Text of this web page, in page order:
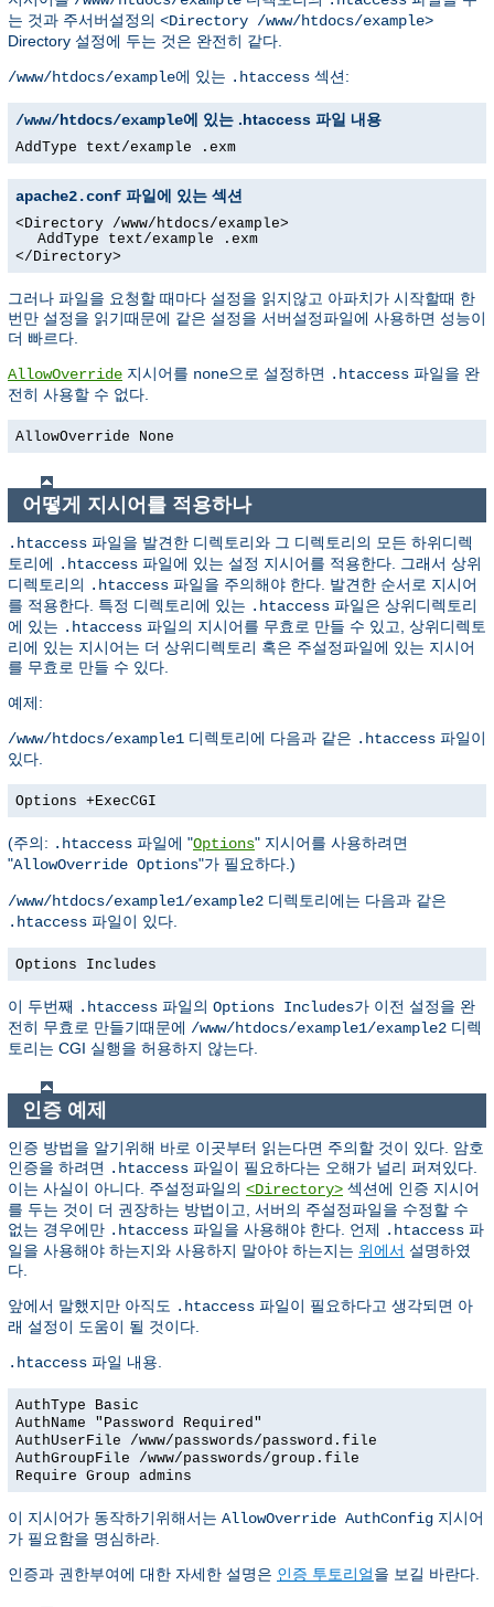
는 것과 주서버설정의 <Directory /www/htdocs/example>
Directory 설정에 두는 것은 완전히 같다.
/www/htdocs/example에 있는 .htaccess 섹션:
/www/htdocs/example에 있는 .htaccess 파일 내용
AddType text/example .exm
apache2.conf 파일에 있는 섹션
<Directory /www/htdocs/example>
AddType text/example .exm
</Directory>
그러나 파일을 요청할 때마다 설정을 읽지않고 아파치가 시작할때 한
번만 설정을 읽기때문에 같은 설정을 서버설정파일에 사용하면 성능이
더 빠르다.
AllowOverride 지시어를 none으로 설정하면 .htaccess 파일을 완
전히 사용할 수 없다.
AllowOverride None
어떻게 지시어를 적용하나
.htaccess 파일을 발견한 디렉토리와 그 디렉토리의 모든 하위디렉
토리에 .htaccess 파일에 있는 설정 지시어를 적용한다. 그래서 상위
디렉토리의 .htaccess 파일을 주의해야 한다. 발견한 순서로 지시어
를 적용한다. 특정 디렉토리에 있는 .htaccess 파일은 상위디렉토리
에 있는 .htaccess 파일의 지시어를 무효로 만들 수 있고, 상위디렉토
리에 있는 지시어는 더 상위디렉토리 혹은 주설정파일에 있는 지시어
를 무효로 만들 수 있다.
예제:
/www/htdocs/example1 디렉토리에 다음과 같은 .htaccess 파일이
있다.
Options +ExecCGI
(주의: .htaccess 파일에 "Options" 지시어를 사용하려면
"AllowOverride Options"가 필요하다.)
/www/htdocs/example1/example2 디렉토리에는 다음과 같은
.htaccess 파일이 있다.
Options Includes
이 두번째 .htaccess 파일의 Options Includes가 이전 설정을 완
전히 무효로 만들기때문에 /www/htdocs/example1/example2 디렉
토리는 CGI 실행을 허용하지 않는다.
인증 예제
인증 방법을 알기위해 바로 이곳부터 읽는다면 주의할 것이 있다. 암호
인증을 하려면 .htaccess 파일이 필요하다는 오해가 널리 퍼져있다.
이는 사실이 아니다. 주설정파일의 <Directory> 섹션에 인증 지시어
를 두는 것이 더 권장하는 방법이고, 서버의 주설정파일을 수정할 수
없는 경우에만 .htaccess 파일을 사용해야 한다. 언제 .htaccess 파
일을 사용해야 하는지와 사용하지 말아야 하는지는 위에서 설명하였
다.
앞에서 말했지만 아직도 .htaccess 파일이 필요하다고 생각되면 아
래 설정이 도움이 될 것이다.
.htaccess 파일 내용.
AuthType Basic
AuthName "Password Required"
AuthUserFile /www/passwords/password.file
AuthGroupFile /www/passwords/group.file
Require Group admins
이 지시어가 동작하기위해서는 AllowOverride AuthConfig 지시어
가 필요함을 명심하라.
인증과 권한부여에 대한 자세한 설명은 인증 투토리얼을 보길 바란다.